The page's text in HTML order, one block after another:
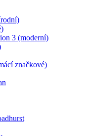
3 (moderní)
značkové)